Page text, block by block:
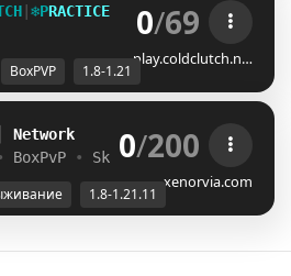
CH ❄PRACTICE XP VP❄
0/69
play.coldclutch.n…
BoxPVP 1.8-1.21
Network
BoxPvP • SkyWars │ Java 1.8 -
0/200
xenorvia.com
1.8-1.21.11